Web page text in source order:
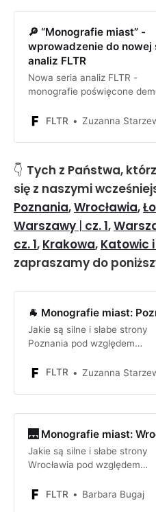
🔎 “Monografie miast” -
wprowadzenie do nowej
analiz FLTR
Nowa seria analiz FLTR -
monografie poświęcone
nieruchomości
FLTR Zuzanna
👇 Tych z Państwa,
się z naszymi
Poznania,Wrocławia,
Warszawy | cz. 1,
cz. 1, Krakowa, Katowic i
zapraszamy do
🐐 Monografie miast:
Jakie są silne i słabe strony
Poznania pod względem
zagrożenia dla firmy lub
FLTR Zuzanna
🌉 Monografie miast:
Jakie są silne i słabe strony
Wrocławia pod względem
zagrożenia dla firmy lub
FLTR Barbara Bugaj